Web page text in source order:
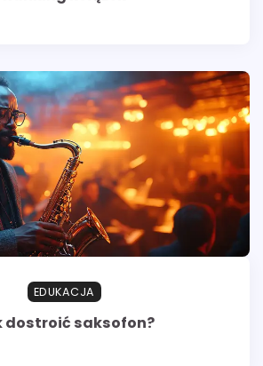
EDUKACJA
dostroić saksofon?